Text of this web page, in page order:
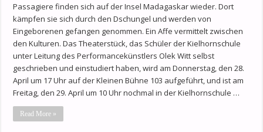
Passagiere finden sich auf der Insel Madagaskar wieder. Dort
kämpfen sie sich durch den Dschungel und werden von
Eingeborenen gefangen genommen. Ein Affe vermittelt zwischen
den Kulturen. Das Theaterstück, das Schüler der Kielhornschule
unter Leitung des Performancekünstlers Olek Witt selbst
geschrieben und einstudiert haben, wird am Donnerstag, den 28.
April um 17 Uhr auf der Kleinen Bühne 103 aufgeführt, und ist am
Freitag, den 29. April um 10 Uhr nochmal in der Kielhornschule …
Read More »